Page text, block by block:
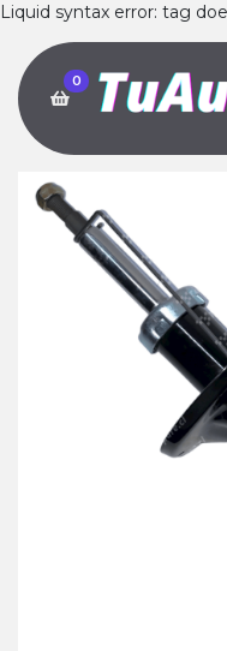
Liquid syntax error: tag
0